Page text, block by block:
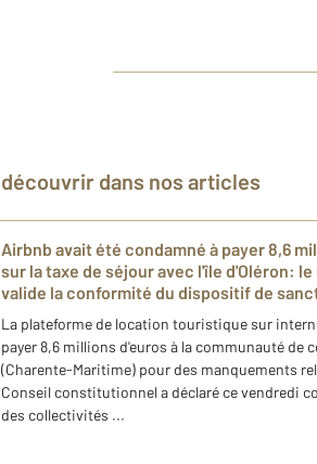
À découvrir dans nos articles
Airbnb avait été condamné à payer 8,6
sur la taxe de séjour avec l'île d'Oléron:
valide la conformité du dispositif de
La plateforme de location touristique sur
payer 8,6 millions d'euros à la communauté de
(Charente-Maritime) pour des manquements
Conseil constitutionnel a déclaré ce vendredi
des collectivités ...